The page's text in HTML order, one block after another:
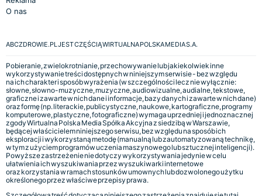
O nas
ABCZDROWIE.PL JEST CZĘŚCIĄ WIRTUALNA POLSKA MEDIA S.A.
Pobieranie, zwielokrotnianie, przechowywanie lub jakiekolwiek inne
wykorzystywanie treści dostępnych w niniejszym serwisie - bez względu
na ich charakter i sposób wyrażenia (w szczególności lecz nie wyłącznie:
słowne, słowno-muzyczne, muzyczne, audiowizualne, audialne, tekstowe,
graficzne i zawarte w nich dane i informacje, bazy danych i zawarte w nich dane)
oraz formę (np. literackie, publicystyczne, naukowe, kartograficzne, programy
komputerowe, plastyczne, fotograficzne) wymaga uprzedniej i jednoznacznej
zgody Wirtualna Polska Media Spółka Akcyjna z siedzibą w Warszawie,
będącej właścicielem niniejszego serwisu, bez względu na sposób ich
eksploracji i wykorzystaną metodę (manualną lub zautomatyzowaną technikę,
w tym z użyciem programów uczenia maszynowego lub sztucznej inteligencji).
Powyższe zastrzeżenie nie dotyczy wykorzystywania jedynie w celu
ułatwienia ich wyszukiwania przez wyszukiwarki internetowe
oraz korzystania w ramach stosunków umownych lub dozwolonego użytku
określonego przez właściwe przepisy prawa.